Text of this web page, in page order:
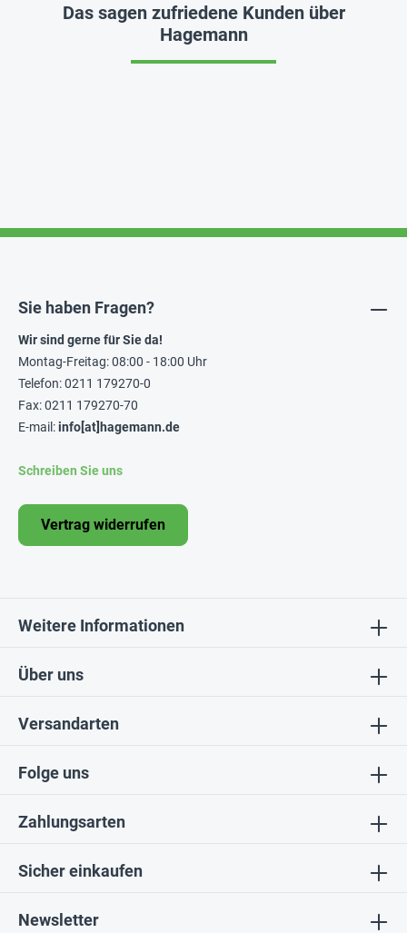
Das sagen zufriedene Kunden über
Hagemann
Folge uns
Sicher einkaufen
Über uns
Newsletter
Sie haben Fragen?
Wir sind gerne für Sie da!
Montag-Freitag: 08:00 - 18:00 Uhr
Telefon: 0211 179270-0
Fax: 0211 179270-70
E-mail:info[at]hagemann.de
Schreiben Sie uns
Vertrag widerrufen
Weitere Informationen
Zahlungsarten
Versandarten